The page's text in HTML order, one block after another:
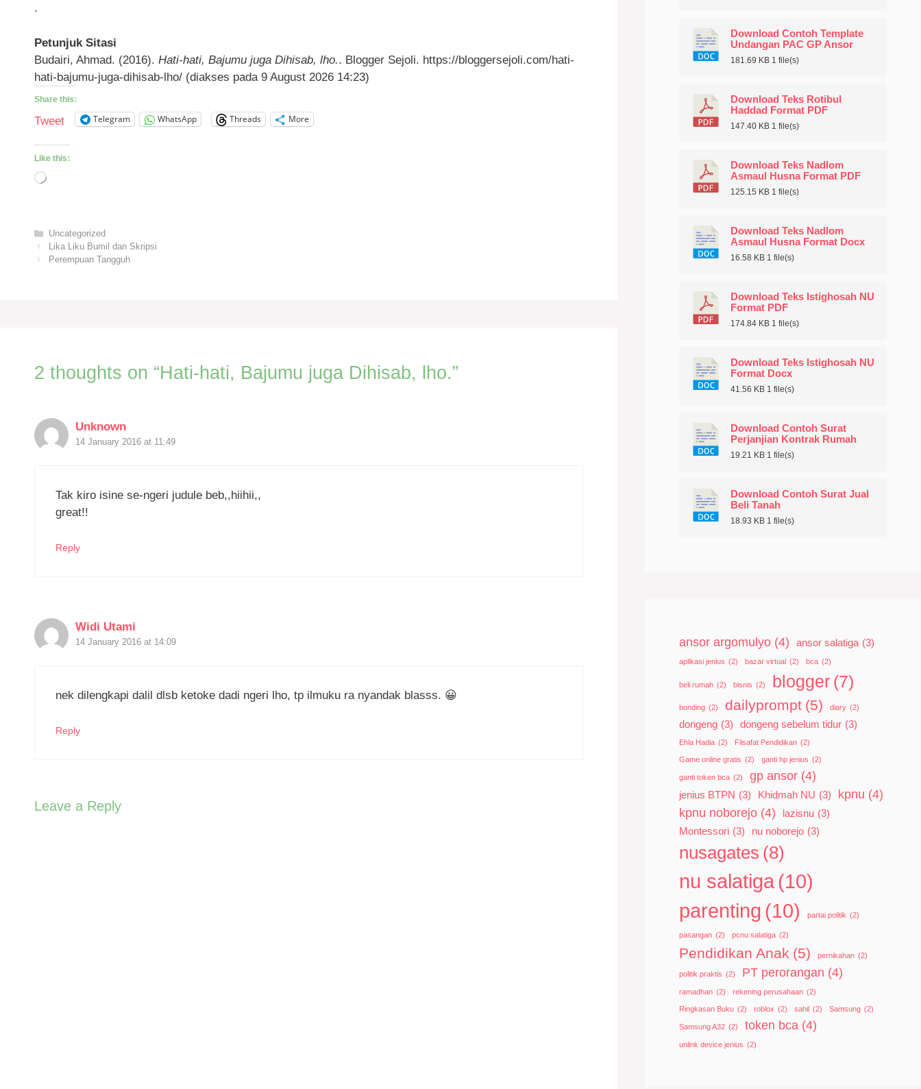
.
Petunjuk Sitasi
Budairi, Ahmad. (2016). Hati-hati, Bajumu juga Dihisab, lho.. Blogger Sejoli. https://bloggersejoli.com/hati-
hati-bajumu-juga-dihisab-lho/ (diakses pada 9 August 2026 14:23)
Share this:
Tweet Telegram WhatsApp Threads More
Like this:
Loading…
Categories
Uncategorized
Lika Liku Bumil dan Skripsi
Perempuan Tangguh
2 thoughts on “Hati-hati, Bajumu juga Dihisab, lho.”
Unknown
14 January 2016 at 11:49
Tak kiro isine se-ngeri judule beb,,hiihii,,
great!!
Reply
Widi Utami
14 January 2016 at 14:09
nek dilengkapi dalil dlsb ketoke dadi ngeri lho, tp ilmuku ra nyandak blasss. 😀
Reply
Leave a Reply
Download Contoh Template
Undangan PAC GP Ansor
181.69 KB 1 file(s)
Download Teks Rotibul
Haddad Format PDF
147.40 KB 1 file(s)
Download Teks Nadlom
Asmaul Husna Format PDF
125.15 KB 1 file(s)
Download Teks Nadlom
Asmaul Husna Format Docx
16.58 KB 1 file(s)
Download Teks Istighosah NU
Format PDF
174.84 KB 1 file(s)
Download Teks Istighosah NU
Format Docx
41.56 KB 1 file(s)
Download Contoh Surat
Perjanjian Kontrak Rumah
19.21 KB 1 file(s)
Download Contoh Surat Jual
Beli Tanah
18.93 KB 1 file(s)
ansor argomulyo (4) ansor salatiga (3)
aplikasi jenius (2) bazar virtual (2) bca (2)
beli rumah (2) bisnis (2) blogger (7)
bonding (2) dailyprompt (5) diary (2)
dongeng (3) dongeng sebelum tidur (3)
Ehla Hadia (2) Filsafat Pendidikan (2)
Game online gratis (2) ganti hp jenius (2)
ganti token bca (2) gp ansor (4)
jenius BTPN (3) Khidmah NU (3) kpnu (4)
kpnu noborejo (4) lazisnu (3)
Montessori (3) nu noborejo (3)
nusagates (8)
nu salatiga(10)
parenting (10) partai politik (2)
pasangan (2) pcnu salatiga (2)
Pendidikan Anak (5) pernikahan (2)
politik praktis (2) PT perorangan (4)
ramadhan (2) rekening perusahaan (2)
Ringkasan Buku (2) roblox (2) sahil (2) Samsung (2)
Samsung A32 (2) token bca (4)
unlink device jenius (2)